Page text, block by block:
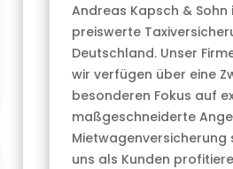
Andreas Kapsch &
preiswerte
Deutschland. Unser
wir verfügen über eine
besonderen Fokus auf
maßgeschneiderte
Mietwagenversicherung
uns als Kunden